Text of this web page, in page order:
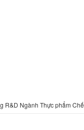
R&D Ngành Thực phẩm